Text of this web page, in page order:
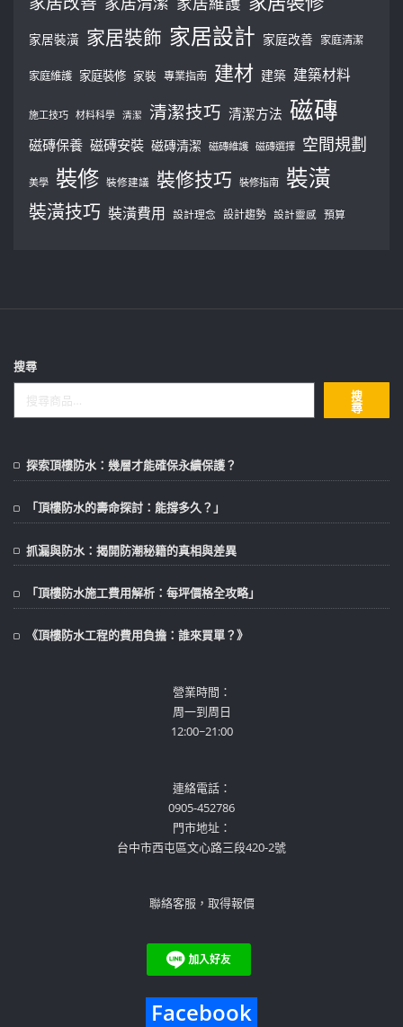
家居裝潢 家居裝飾 家居設計 家庭改善 家庭清潔
家庭維護 家庭裝修 家裝 專業指南 建材 建築 建築材料
施工技巧 材料科學 清潔 清潔技巧 清潔方法 磁磚
磁磚保養 磁磚安裝 磁磚清潔 磁磚維護 磁磚選擇 空間規劃
美學 裝修 裝修建議 裝修技巧 裝修指南 裝潢
裝潢技巧 裝潢費用 設計理念 設計趨勢 設計靈感 預算
搜尋
搜
尋
探索頂樓防水：幾層才能確保永續保護？
「頂樓防水的壽命探討：能撐多久？」
抓漏與防水：揭開防潮秘籍的真相與差異
「頂樓防水施工費用解析：每坪價格全攻略」
《頂樓防水工程的費用負擔：誰來買單？》
營業時間：
周一到周日
12:00~21:00
連絡電話：
0905-452786
門市地址：
台中市西屯區文心路三段420-2號
聯絡客服，取得報價
Facebook